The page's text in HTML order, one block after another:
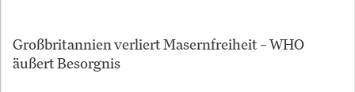
Großbritannien verliert Masernfreiheit – WHO
äußert Besorgnis